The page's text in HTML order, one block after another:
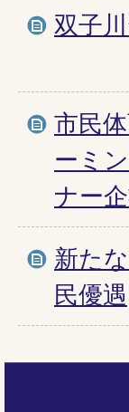
双子
市民
ーミ
ナー
新た
民優遇